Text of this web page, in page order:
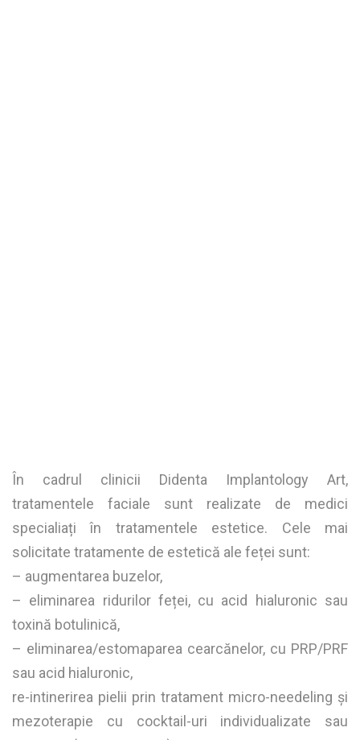
În cadrul clinicii Didenta Implantology Art,
tratamentele faciale sunt realizate de medici
specialiați în tratamentele estetice. Cele mai
solicitate tratamente de estetică ale feței sunt:
– augmentarea buzelor,
– eliminarea ridurilor feței, cu acid hialuronic sau
toxină botulinică,
– eliminarea/estomaparea cearcănelor, cu PRP/PRF
sau acid hialuronic,
re-intinerirea pielii prin tratament micro-needeling și
mezoterapie cu cocktail-uri individualizate sau